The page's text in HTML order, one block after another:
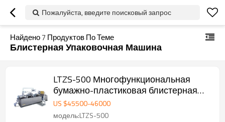
Пожалуйста, введите поисковый запрос
Найдено7 Продуктов По Теме
Блистерная Упаковочная Машина
LTZS-500 Многофункциональная
бумажно-пластиковая блистерная
машина
US $45500-46000
модель:LTZS-500